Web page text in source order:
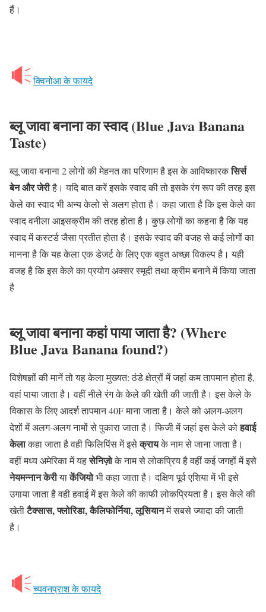
हैं।
क्विनोआ के फायदे
ब्लू जावा बनाना का स्वाद (Blue Java Banana
Taste)
ब्लू जावा बनाना 2 लोगों की मेहनत का परिणाम है इस के आविष्कारकसिर्स
बेन और जेरीहै। यदि बात करें इसके स्वाद की तो इसके रंग रूप की तरह इस
केले का स्वाद भी अन्य केलो से अलग होता है। कहा जाता है कि इस केले का
स्वाद वनीला आइसक्रीम की तरह होता है। कुछ लोगों का कहना है कि यह
स्वाद में कस्टर्ड जैसा प्रतीत होता है। इसके स्वाद की वजह से कई लोगों का
मानना है कि यह केला एक डेजर्ट के लिए एक बहुत अच्छा विकल्प है। यही
वजह है कि इस केले का प्रयोग अक्सर स्मूदी तथा क्रीम बनाने में किया जाता
है
ब्लू जावा बनाना कहां पाया जाता है? (Where
Blue Java Banana found?)
विशेषज्ञों की मानें तो यह केला मुख्यत: ठंडे क्षेत्रों में जहां कम तापमान होता है,
वहां पाया जाता है। वहीं नीले रंग के केले की खेती की जाती है। इस केले के
विकास के लिए आदर्श तापमान 40F माना जाता है। केले को अलग-अलग
देशों में अलग-अलग नामों से पुकारा जाता है। फिजी में जहां इस केले कोहवाई
केलाकहा जाता है वही फिलिपिंस में इसेक्रायके नाम से जाना जाता है।
वहीं मध्य अमेरिका में यहसेनिज़ोके नाम से लोकप्रिय है वहीं कई जगहों में इसे
नेयमन्नान केरीयाकेंजियोभी कहा जाता है। दक्षिण पूर्व एशिया में भी इसे
उगाया जाता है वही हवाई में इस केले की काफी लोकप्रियता है। इस केले की
खेतीटैक्सास, फ्लोरिडा, कैलिफोर्निया, लूसियानमें सबसे ज्यादा की जाती
है।
च्यवनप्राश के फायदे